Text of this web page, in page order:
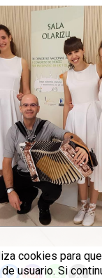
cookies para
usuario. Si